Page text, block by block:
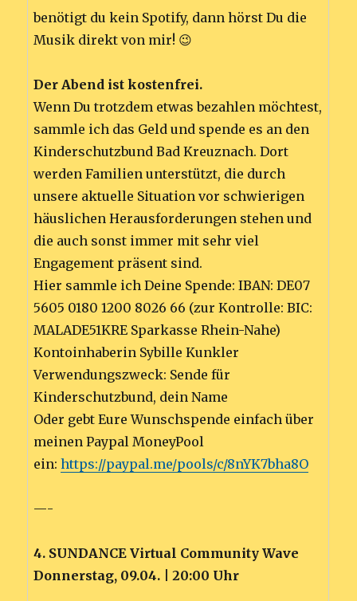
benötigt du kein Spotify, dann hörst Du die
Musik direkt von mir! 😉
Der Abend ist kostenfrei.
Wenn Du trotzdem etwas bezahlen möchtest,
sammle ich das Geld und spende es an den
Kinderschutzbund Bad Kreuznach. Dort
werden Familien unterstützt, die durch
unsere aktuelle Situation vor schwierigen
häuslichen Herausforderungen stehen und
die auch sonst immer mit sehr viel
Engagement präsent sind.
Hier sammle ich Deine Spende: IBAN: DE07
5605 0180 1200 8026 66 (zur Kontrolle: BIC:
MALADE51KRE Sparkasse Rhein-Nahe)
Kontoinhaberin Sybille Kunkler
Verwendungszweck: Sende für
Kinderschutzbund, dein Name
Oder gebt Eure Wunschspende einfach über
meinen Paypal MoneyPool
ein:https://paypal.me/pools/c/8nYK7bha8O
—-
4. SUNDANCE Virtual Community Wave
Donnerstag, 09.04. | 20:00 Uhr